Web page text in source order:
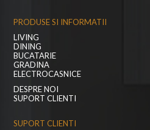
PRODUSE SI INFORMATII
LIVING
DINING
BUCATARIE
GRADINA
ELECTROCASNICE
DESPRE NOI
SUPORT CLIENTI
SUPORT CLIENTI